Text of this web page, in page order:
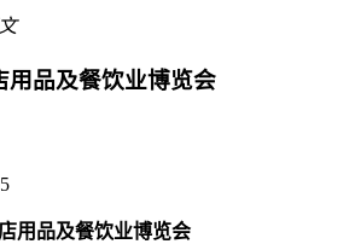
用品及餐饮业博览会
用品及餐饮业博览会